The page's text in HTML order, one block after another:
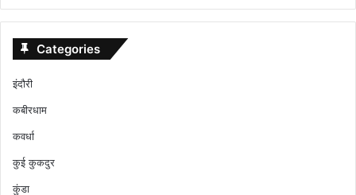
Categories
इंदौरी
कबीरधाम
कवर्धा
कुई कुकदुर
कुंडा